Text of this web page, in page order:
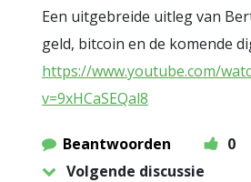
Een uitgebreide uitleg van
geld, bitcoin en de komende
https://www.youtube.com/
v=9xHCaSEQal8
Beantwoorden
0
Volgende discussie